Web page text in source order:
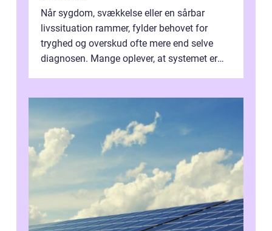
Når sygdom, svækkelse eller en sårbar
livssituation rammer, fylder behovet for
tryghed og overskud ofte mere end selve
diagnosen. Mange oplever, at systemet er